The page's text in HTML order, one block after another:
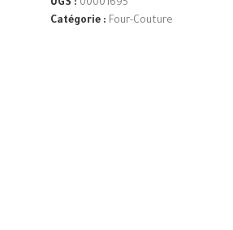
UGS : 00001695
Catégorie : Four-Couture